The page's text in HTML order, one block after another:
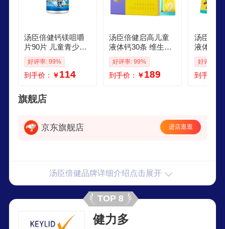
汤臣倍健钙镁咀嚼
片90片 儿童青少年
钙片 助力成长长高
发育417岁
好评率: 99%
到手价： ￥114
汤臣倍健启高儿童
液体钙30条 维生素
k2 d3儿童青少年41
7岁补钙 儿童钙片
好评率: 99%
到手价： ￥189
汤臣倍
液体钙
青少年
成长高
好评率:
到手价：
旗舰店
京东旗舰店 进店逛逛
汤臣倍健品牌详细介绍点击展开
TOP 8
健力多